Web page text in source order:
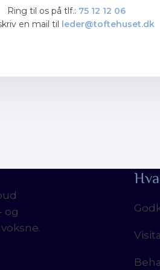
Ring til os på tlf.: 75 12 12 06
en mail til leder@toftehuset.dk
og